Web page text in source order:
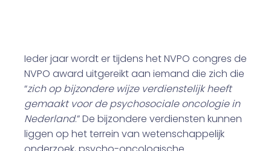
Ieder jaar wordt er tijdens het NVPO congres de
NVPO award uitgereikt aan iemand die zich die
“zich op bijzondere wijze verdienstelijk heeft
gemaakt voor de psychosociale oncologie in
Nederland.” De bijzondere verdiensten kunnen
liggen op het terrein van wetenschappelijk